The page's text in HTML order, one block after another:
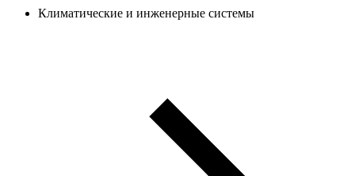
Климатические и инженерные системы